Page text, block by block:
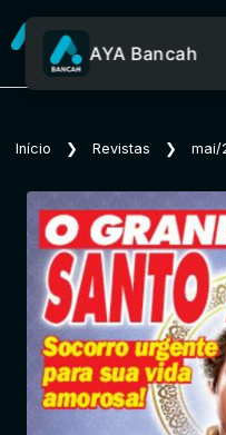
AYA Bancah
Início ❯ Revistas ❯ mai/